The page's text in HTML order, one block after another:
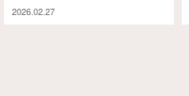
2026.02.27